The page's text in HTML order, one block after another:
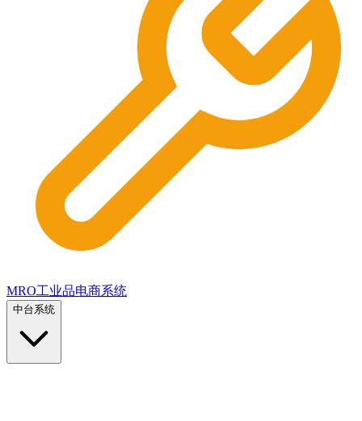
MRO工业品电商系统
中台系统